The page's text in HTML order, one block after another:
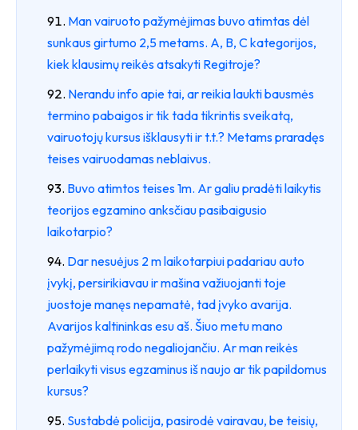
Man vairuoto pažymėjimas buvo atimtas dėl
sunkaus girtumo 2,5 metams. A, B, C kategorijos,
kiek klausimų reikės atsakyti Regitroje?
Nerandu info apie tai, ar reikia laukti bausmės
termino pabaigos ir tik tada tikrintis sveikatą,
vairuotojų kursus išklausyti ir t.t.? Metams praradęs
teises vairuodamas neblaivus.
Buvo atimtos teises 1m. Ar galiu pradėti laikytis
teorijos egzamino anksčiau pasibaigusio
laikotarpio?
Dar nesuėjus 2 m laikotarpiui padariau auto
įvykį, persirikiavau ir mašina važiuojanti toje
juostoje manęs nepamatė, tad įvyko avarija.
Avarijos kaltininkas esu aš. Šiuo metu mano
pažymėjimą rodo negaliojančiu. Ar man reikės
perlaikyti visus egzaminus iš naujo ar tik papildomus
kursus?
Sustabdė policija, pasirodė vairavau, be teisių,